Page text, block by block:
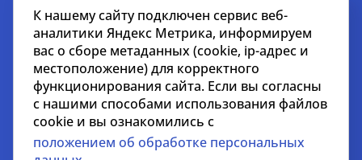
lead@nikoliers-global.com
© nikoliers.ru 1994 - 2026
Все права защищены
Информация, представленная на странице, носит
информативный характер и не является
К нашему сайту подключен сервис веб-
аналитики Яндекс Метрика, информируем
вас о сборе метаданных (cookie, ip-адрес и
местоположение) для корректного
функционирования сайта. Если вы согласны
с нашими способами использования файлов
cookie и вы ознакомились с
положением об обработке персональных